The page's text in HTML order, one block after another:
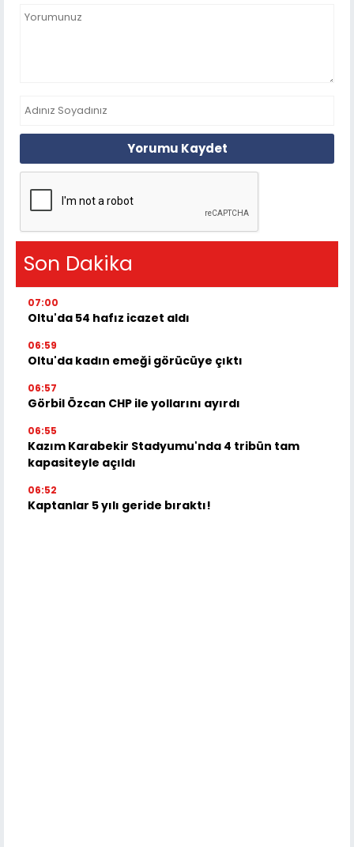
Yorumu Kaydet
Son Dakika
07:00
Oltu'da 54 hafız icazet aldı
06:59
Oltu'da kadın emeği görücüye çıktı
06:57
Görbil Özcan CHP ile yollarını ayırdı
06:55
Kazım Karabekir Stadyumu'nda 4 tribün tam
kapasiteyle açıldı
06:52
Kaptanlar 5 yılı geride bıraktı!